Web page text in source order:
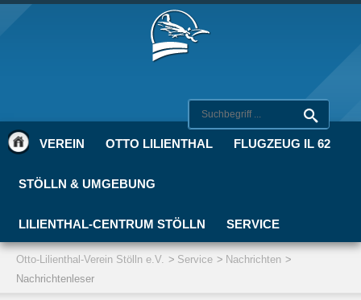
VEREIN OTTO LILIENTHAL FLUGZEUG IL 62
STÖLLN & UMGEBUNG
LILIENTHAL-CENTRUM STÖLLN SERVICE
Otto-Lilienthal-Verein Stölln e.V. Service
Nachrichten
Nachrichtenleser